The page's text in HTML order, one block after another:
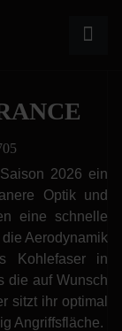
2026 ein
Optik und
eine schnelle
Aerodynamik
Kohlefaser in
die auf Wunsch
sitzt ihr optimal
Angriffsfläche.